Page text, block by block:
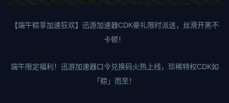
【端午粽享加速狂欢】 迅游加速器CDK豪礼限时派送，丝滑开黑不
卡顿！
端午限定福利！迅游加速器口令兑换码火热上线，珍稀特权CDK如
「粽」而至！